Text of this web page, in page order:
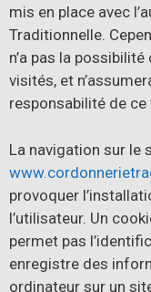
mis en place avec
Traditionnelle.
n’a pas la
visités, et
responsabilité de ce
La navigation sur le
provoquer
l’utilisateur. Un
permet pas
enregistre des
ordinateur sur un